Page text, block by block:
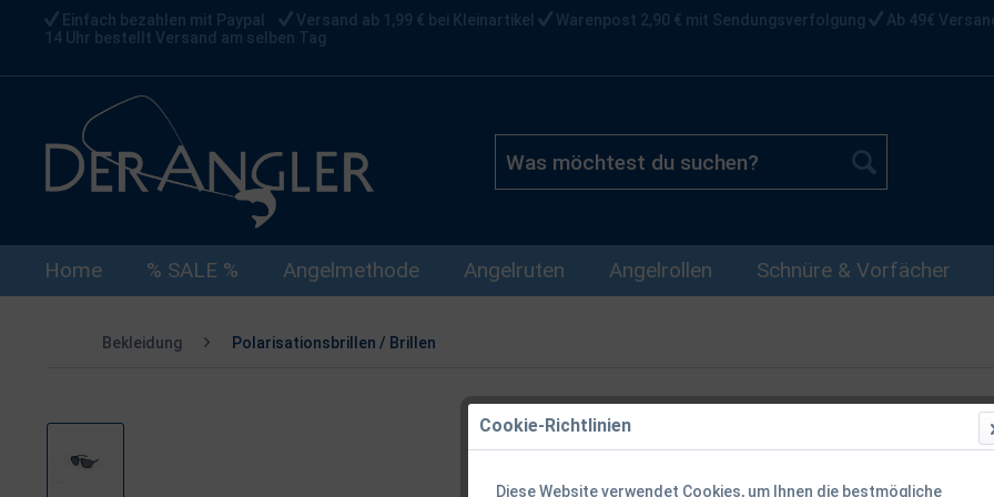
Einfach bezahlen mit Paypal Versand ab 1,99 € bei Kleinartikel Warenpost 2,90 € mit Sendungsverfolgung Ab 49€
14 Uhr bestellt Versand am selben Tag
Home % SALE % Angelmethode Angelruten Angelrollen Schnüre & Vorfächer
Bekleidung Polarisationsbrillen / Brillen
Nash Make
Polarised
Cookie-Richtlinien
Diese Website verwendet Cookies, um Ihnen die bestmögliche